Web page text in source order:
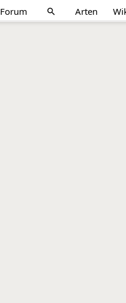
Forum search Arten